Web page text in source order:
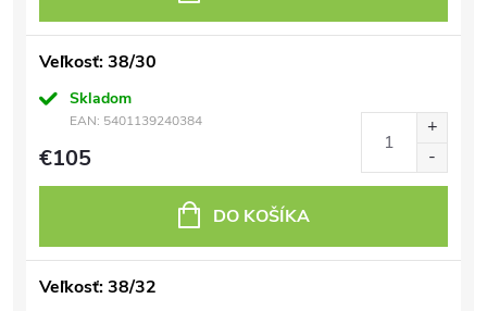
Veľkosť: 38/30
Skladom
EAN: 5401139240384
€105
DO KOŠÍKA
Veľkosť: 38/32